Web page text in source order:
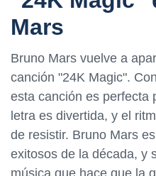
Mars
Bruno Mars vuelve a
canción "24K Magic".
esta canción es perfecta
letra es divertida, y el
de resistir. Bruno Mars
exitosos de la década, y
música que hace que la